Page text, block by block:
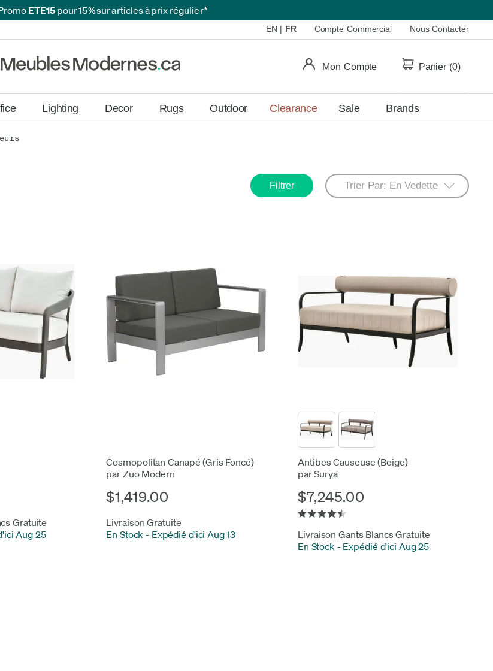
ETE15 pour 15% sur articles à prix régulier*
EN | FR Compte Commercial Nous Contacter
Panier (0)
Mon Compte
Lighting Decor Rugs Outdoor Clearance Sale Brands
Filtrer
Gratuite
Aug 25
Cosmopolitan Canapé (Gris Foncé)
par Zuo Modern
$1,419.00
Livraison Gratuite
En Stock - Expédié d'ici Aug 13
Antibes Causeuse (Beige)
par Surya
$7,245.00
Livraison Gants Blancs Gratuite
En Stock - Expédié d'ici Aug 25